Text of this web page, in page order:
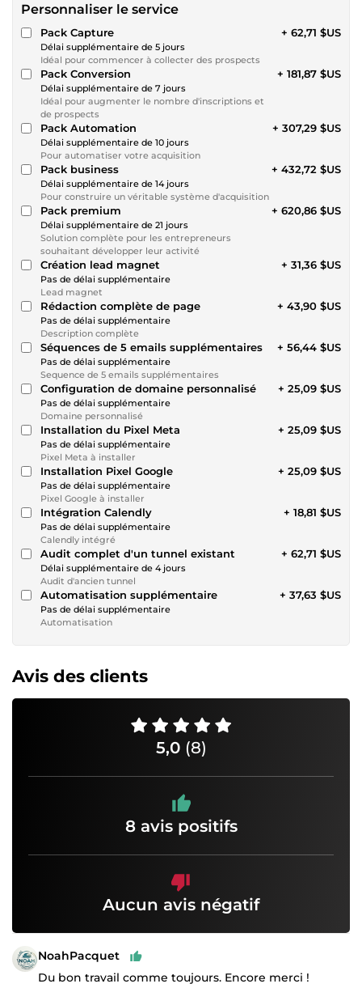
Personnaliser le service
Pack Capture
Délai supplémentaire de 5 jours
Idéal pour commencer à collecter des prospects
+ 62,71 $US
Pack Conversion
Délai supplémentaire de 7 jours
Idéal pour augmenter le nombre d'inscriptions et
de prospects
+ 181,87 $US
Pack Automation
Délai supplémentaire de 10 jours
Pour automatiser votre acquisition
+ 307,29 $US
Pack business
Délai supplémentaire de 14 jours
Pour construire un véritable système d'acquisition
+ 432,72 $US
Pack premium
Délai supplémentaire de 21 jours
Solution complète pour les entrepreneurs
souhaitant développer leur activité
+ 620,86 $US
Création lead magnet
Pas de délai supplémentaire
Lead magnet
+ 31,36 $US
Rédaction complète de page
Pas de délai supplémentaire
Description complète
+ 43,90 $US
Séquences de 5 emails supplémentaires
Pas de délai supplémentaire
Sequence de 5 emails supplémentaires
+ 56,44 $US
Configuration de domaine personnalisé
Pas de délai supplémentaire
Domaine personnalisé
+ 25,09 $US
Installation du Pixel Meta
Pas de délai supplémentaire
Pixel Meta à installer
+ 25,09 $US
Installation Pixel Google
Pas de délai supplémentaire
Pixel Google à installer
+ 25,09 $US
Intégration Calendly
Pas de délai supplémentaire
Calendly intégré
+ 18,81 $US
Audit complet d'un tunnel existant
Délai supplémentaire de 4 jours
Audit d'ancien tunnel
+ 62,71 $US
Automatisation supplémentaire
Pas de délai supplémentaire
Automatisation
+ 37,63 $US
Avis des clients
5,0 (8)
8 avis positifs
Aucun avis négatif
NoahPacquet
Du bon travail comme toujours. Encore merci !